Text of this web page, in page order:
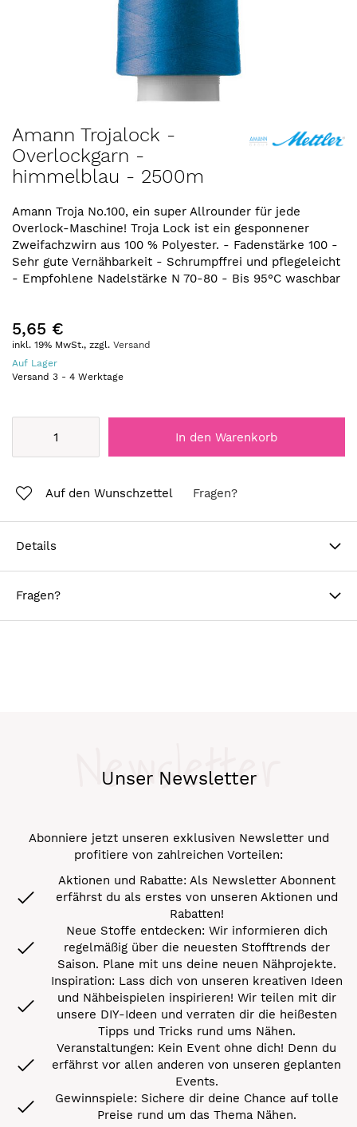
Anfang
der
Bildergalerie
Amann Trojalock -
Overlockgarn -
himmelblau - 2500m
Amann Troja No.100, ein super Allrounder für jede
Overlock-Maschine! Troja Lock ist ein gesponnener
Zweifachzwirn aus 100 % Polyester. - Fadenstärke 100 -
Sehr gute Vernähbarkeit - Schrumpffrei und pflegeleicht
- Empfohlene Nadelstärke N 70-80 - Bis 95°C waschbar
5,65 €
inkl. 19% MwSt., zzgl. Versand
Auf Lager
Versand 3 - 4 Werktage
In den Warenkorb
Auf den Wunschzettel Fragen?
Details
Fragen?
Unser Newsletter
Newsletter
Abonniere jetzt unseren exklusiven Newsletter und
profitiere von zahlreichen Vorteilen:
Aktionen und Rabatte: Als Newsletter Abonnent
erfährst du als erstes von unseren Aktionen und
Rabatten!
Neue Stoffe entdecken: Wir informieren dich
regelmäßig über die neuesten Stofftrends der
Saison. Plane mit uns deine neuen Nähprojekte.
Inspiration: Lass dich von unseren kreativen Ideen
und Nähbeispielen inspirieren! Wir teilen mit dir
unsere DIY-Ideen und verraten dir die heißesten
Tipps und Tricks rund ums Nähen.
Veranstaltungen: Kein Event ohne dich! Denn du
erfährst vor allen anderen von unseren geplanten
Events.
Gewinnspiele: Sichere dir deine Chance auf tolle
Preise rund um das Thema Nähen.